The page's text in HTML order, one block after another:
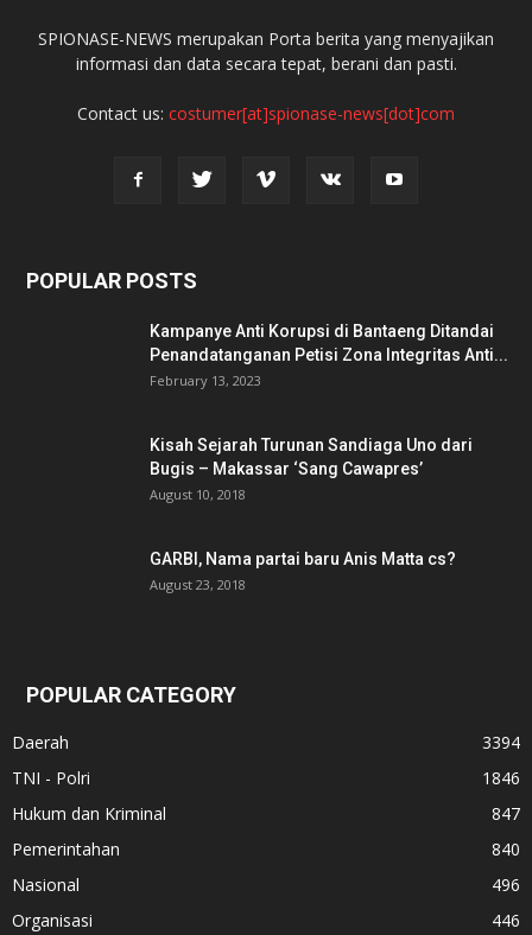
SPIONASE-NEWS merupakan Porta berita yang menyajikan
informasi dan data secara tepat, berani dan pasti.
Contact us: costumer[at]spionase-news[dot]com
POPULAR POSTS
Kampanye Anti Korupsi di Bantaeng Ditandai
Penandatanganan Petisi Zona Integritas Anti...
February 13, 2023
Kisah Sejarah Turunan Sandiaga Uno dari
Bugis – Makassar ‘Sang Cawapres’
August 10, 2018
GARBI, Nama partai baru Anis Matta cs?
August 23, 2018
POPULAR CATEGORY
Daerah
3394
TNI - Polri
1846
Hukum dan Kriminal
847
Pemerintahan
840
Nasional
496
Organisasi
446